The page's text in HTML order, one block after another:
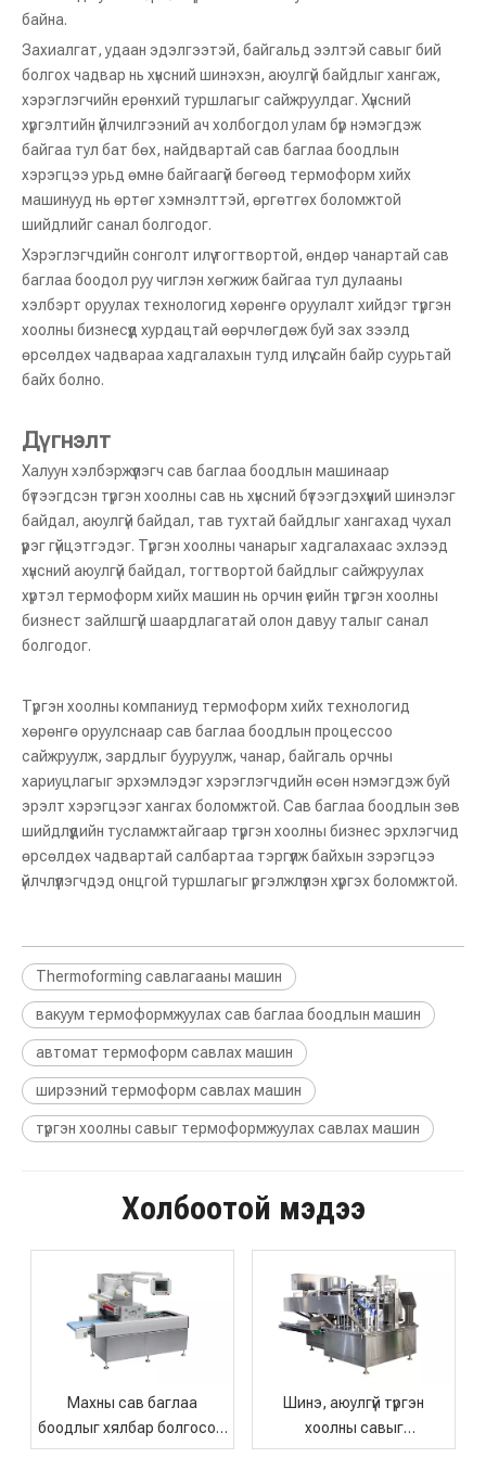
байна.
Захиалгат, удаан эдэлгээтэй, байгальд ээлтэй савыг бий
болгох чадвар нь хүнсний шинэхэн, аюулгүй байдлыг хангаж,
хэрэглэгчийн ерөнхий туршлагыг сайжруулдаг. Хүнсний
хүргэлтийн үйлчилгээний ач холбогдол улам бүр нэмэгдэж
байгаа тул бат бөх, найдвартай сав баглаа боодлын
хэрэгцээ урьд өмнө байгаагүй бөгөөд термоформ хийх
машинууд нь өртөг хэмнэлттэй, өргөтгөх боломжтой
шийдлийг санал болгодог.
Хэрэглэгчдийн сонголт илүү тогтвортой, өндөр чанартай сав
баглаа боодол руу чиглэн хөгжиж байгаа тул дулааны
хэлбэрт оруулах технологид хөрөнгө оруулалт хийдэг түргэн
хоолны бизнесүүд хурдацтай өөрчлөгдөж буй зах зээлд
өрсөлдөх чадвараа хадгалахын тулд илүү сайн байр суурьтай
байх болно.
Дүгнэлт
Халуун хэлбэржүүлэгч сав баглаа боодлын машинаар
бүтээгдсэн түргэн хоолны сав нь хүнсний бүтээгдэхүүний шинэлэг
байдал, аюулгүй байдал, тав тухтай байдлыг хангахад чухал
үүрэг гүйцэтгэдэг. Түргэн хоолны чанарыг хадгалахаас эхлээд
хүнсний аюулгүй байдал, тогтвортой байдлыг сайжруулах
хүртэл термоформ хийх машин нь орчин үеийн түргэн хоолны
бизнест зайлшгүй шаардлагатай олон давуу талыг санал
болгодог.
Түргэн хоолны компаниуд термоформ хийх технологид
хөрөнгө оруулснаар сав баглаа боодлын процессоо
сайжруулж, зардлыг бууруулж, чанар, байгаль орчны
хариуцлагыг эрхэмлэдэг хэрэглэгчдийн өсөн нэмэгдэж буй
эрэлт хэрэгцээг хангах боломжтой. Сав баглаа боодлын зөв
шийдлүүдийн тусламжтайгаар түргэн хоолны бизнес эрхлэгчид
өрсөлдөх чадвартай салбартаа тэргүүлж байхын зэрэгцээ
үйлчлүүлэгчдэд онцгой туршлагыг үргэлжлүүлэн хүргэх боломжтой.
Thermoforming савлагааны машин
вакуум термоформжуулах сав баглаа боодлын машин
автомат термоформ савлах машин
ширээний термоформ савлах машин
түргэн хоолны савыг термоформжуулах савлах машин
Холбоотой мэдээ
Махны сав баглаа
боодлыг хялбар болгосон:
Жижиг махны
Шинэ, аюулгүй түргэн
хоолны савыг
термоформжуулах сав
KR-200A 260A 300A автомат савлах машин Том багц KRZK-300 Том оврын үйл ажиллагаанд зориулагдсан өндөр хурдны ууттай вакуум савлах машин
KRZK-110 Сав баглаа боодлын олон талт шийдэл бүхий өндөр хурдны ууттай вакуум савлах машин
Тохиромжтой олон үйлдэлт автомат жигнэмэг савлах машин